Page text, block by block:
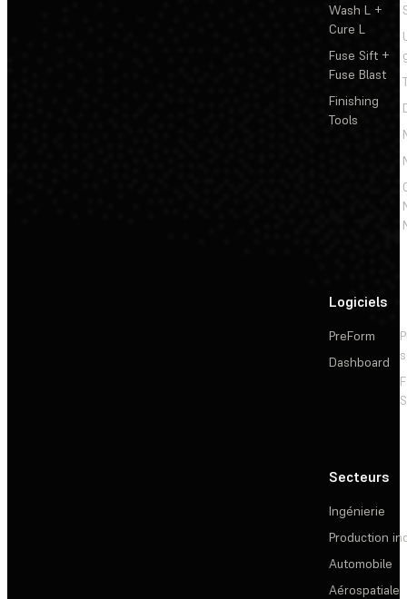
Wash L +
Cure L
Fuse Sift +
Fuse Blast
Finishing
Tools
Logiciels
PreForm
Dashboard
Secteurs
Ingénierie
Production
Automobile
Aérospatiale